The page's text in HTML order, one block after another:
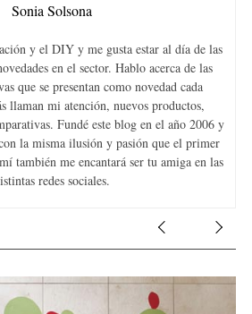
Sonia Solsona
y el DIY y me gusta estar al día de las
en el sector. Hablo acerca de las
que se presentan como novedad cada
llaman mi atención, nuevos productos,
Fundé este blog en el año 2006 y
la misma ilusión y pasión que el primer
también me encantará ser tu amiga en las
redes sociales.